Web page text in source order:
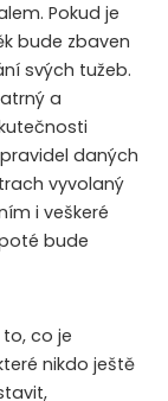
Pokud je
bude zbaven
svých tužeb.
a
daných
vyvolaný
i veškeré
bude
co je
nikdo ještě